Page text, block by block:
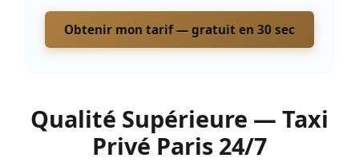
Obtenir mon tarif — gratuit en 30 sec
Qualité Supérieure — Taxi
Privé Paris 24/7